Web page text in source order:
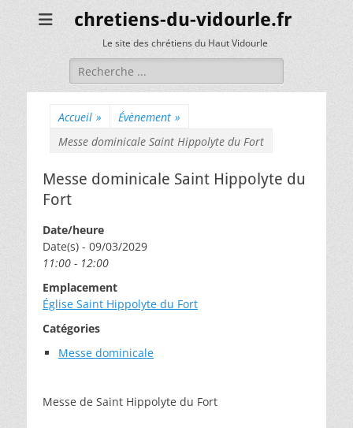
chretiens-du-vidourle.fr
Le site des chrétiens du Haut Vidourle
Rechercher :
Accueil » Évènement »
Messe dominicale Saint Hippolyte du Fort
Messe dominicale Saint Hippolyte du
Fort
Date/heure
Date(s) - 09/03/2029
11:00 - 12:00
Emplacement
Église Saint Hippolyte du Fort
Catégories
Messe dominicale
Messe de Saint Hippolyte du Fort